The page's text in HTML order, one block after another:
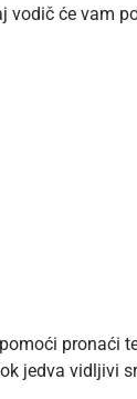
će vam
jedva vidljivi